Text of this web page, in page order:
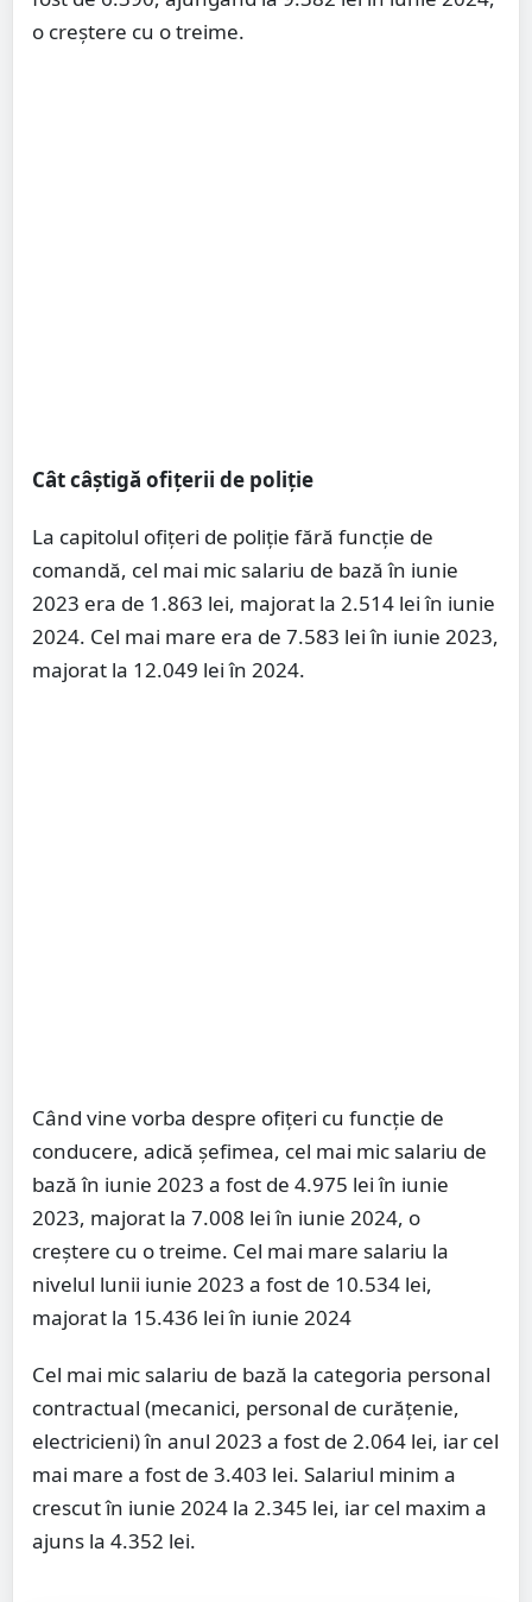
o creștere cu o treime.
Cât câștigă ofițerii de poliție
La capitolul ofițeri de poliție fără funcție de
comandă, cel mai mic salariu de bază în iunie
2023 era de 1.863 lei, majorat la 2.514 lei în iunie
2024. Cel mai mare era de 7.583 lei în iunie 2023,
majorat la 12.049 lei în 2024.
Când vine vorba despre ofițeri cu funcție de
conducere, adică șefimea, cel mai mic salariu de
bază în iunie 2023 a fost de 4.975 lei în iunie
2023, majorat la 7.008 lei în iunie 2024, o
creștere cu o treime. Cel mai mare salariu la
nivelul lunii iunie 2023 a fost de 10.534 lei,
majorat la 15.436 lei în iunie 2024
Cel mai mic salariu de bază la categoria personal
contractual (mecanici, personal de curățenie,
electricieni) în anul 2023 a fost de 2.064 lei, iar cel
mai mare a fost de 3.403 lei. Salariul minim a
crescut în iunie 2024 la 2.345 lei, iar cel maxim a
ajuns la 4.352 lei.